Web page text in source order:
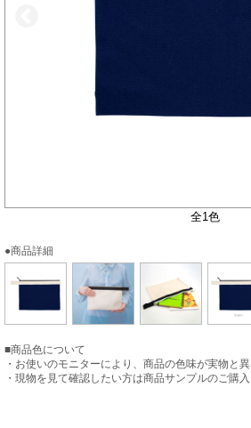
全1色
大きさイメージ
使用例 A5サイズのノート
●商品詳細
■商品色について
・お使いのモニターにより、商品の色味が実物と
・現物を見て確認したい方は商品サンプルのご購入